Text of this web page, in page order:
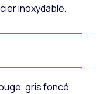
inoxydable.
gris foncé,